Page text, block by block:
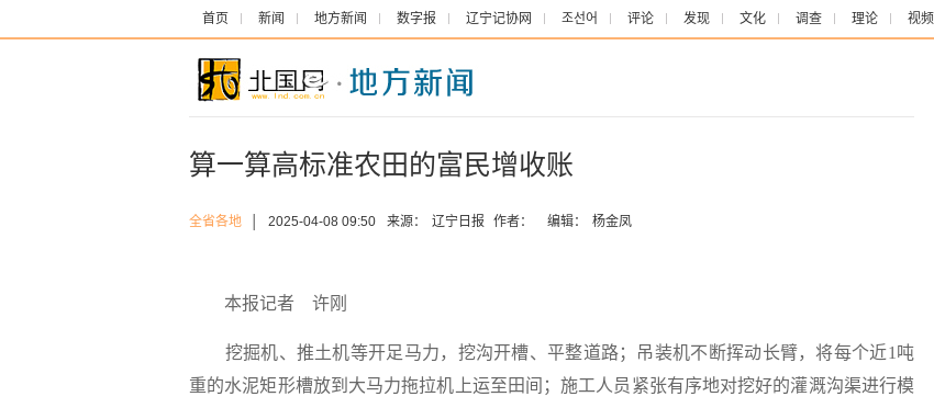
首页 新闻 地方新闻 数字报 辽宁记协网 조선어 评论 发现 文化 调查 理论 视频
算一算高标准农田的富民增收账
全省各地 2025-04-08 09:50 来源： 辽宁日报 作者： 编辑： 杨金凤
本报记者 许刚
挖掘机、推土机等开足马力，挖沟开槽、平整道路；吊装机不断挥动长臂，将每个近1吨
重的水泥矩形槽放到大马力拖拉机上运至田间；施工人员紧张有序地对挖好的灌溉沟渠进行模